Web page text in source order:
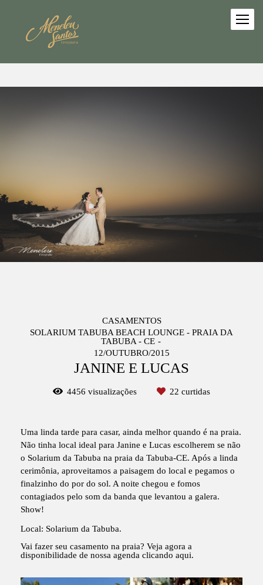
CASAMENTOS
SOLARIUM TABUBA BEACH LOUNGE - PRAIA DA
TABUBA - CE
12/OUTUBRO/2015
JANINE E LUCAS
4456 visualizações 22 curtidas
Uma linda tarde para casar, ainda melhor quando é na praia.
Não tinha local ideal para Janine e Lucas escolherem se não
o Solarium da Tabuba na praia da Tabuba-CE. Após a linda
cerimônia, aproveitamos a paisagem do local e pegamos o
finalzinho do por do sol. A noite chegou e fomos
contagiados pelo som da banda que levantou a galera.
Show!
Local: Solarium da Tabuba.
Vai fazer seu casamento na praia? Veja agora a
disponibilidade de nossa agenda clicando aqui.